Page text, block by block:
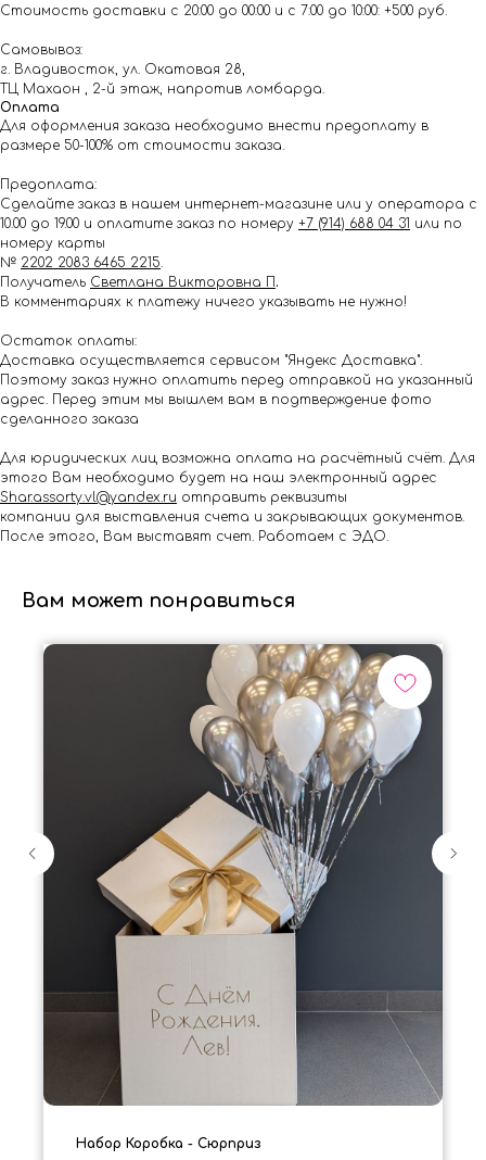
Стоимость доставки с 20:00 до 00:00 и с 7:00 до 10:00: +500 руб.
Самовывоз:
г. Владивосток, ул. Окатовая 28,
ТЦ Махаон , 2-й этаж, напротив ломбарда.
Оплата
Для оформления заказа необходимо внести предоплату в
размере 50-100% от стоимости заказа.
Предоплата:
Сделайте заказ в нашем интернет-магазине или у оператора с
10.00 до 19.00 и оплатите заказ по номеру +7 (914) 688 04 31 или по
номеру карты
№ 2202 2083 6465 2215.
Получатель Светлана Викторовна П .
В комментариях к платежу ничего указывать не нужно!
Остаток оплаты:
Доставка осуществляется сервисом "Яндекс Доставка".
Поэтому заказ нужно оплатить перед отправкой на указанный
адрес. Перед этим мы вышлем вам в подтверждение фото
сделанного заказа
Для юридических лиц возможна оплата на расчётный счёт. Для
этого Вам необходимо будет на наш электронный адрес
Shar.assorty.vl@yandex.ru отправить реквизиты
компании для выставления счета и закрывающих документов.
После этого, Вам выставят счет. Работаем с ЭДО.
Вам может понравиться
Набор Коробка - Сюрприз